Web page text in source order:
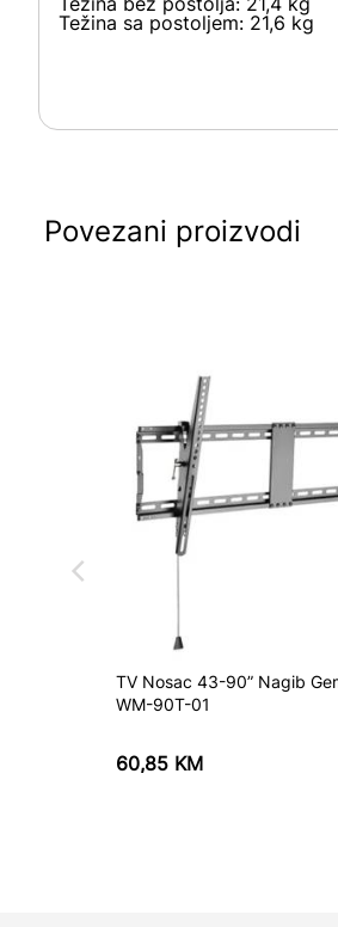
Težina sa postoljem: 21,6 kg
Povezani proizvodi
TV Nosac 43-90” Nagib
WM-90T-01
60,85 KM